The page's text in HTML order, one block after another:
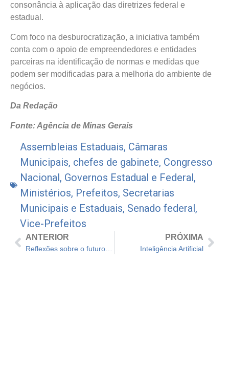
consonância à aplicação das diretrizes federal e
estadual.
Com foco na desburocratização, a iniciativa também
conta com o apoio de empreendedores e entidades
parceiras na identificação de normas e medidas que
podem ser modificadas para a melhoria do ambiente de
negócios.
Da Redação
Fonte: Agência de Minas Gerais
Assembleias Estaduais, Câmaras
Municipais, chefes de gabinete, Congresso
Nacional, Governos Estadual e Federal,
Ministérios, Prefeitos, Secretarias
Municipais e Estaduais, Senado federal,
Vice-Prefeitos
ANTERIOR PRÓXIMA
Inteligência Artificial